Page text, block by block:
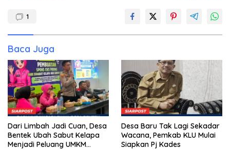
1
Baca Juga
Dari Limbah Jadi Cuan, Desa
Bentek Ubah Sabut Kelapa
Menjadi Peluang UMKM
Desa Baru Tak Lagi Sekadar
Wacana, Pemkab KLU Mulai
Siapkan Pj Kades